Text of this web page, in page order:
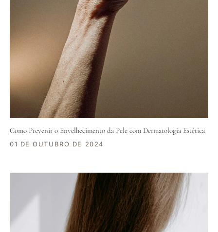
Como Prevenir o Envelhecimento da Pele com Dermatologia Estética
01 DE OUTUBRO DE 2024